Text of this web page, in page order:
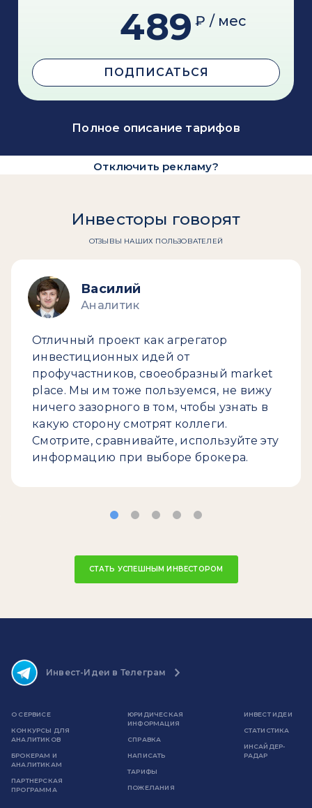
489 ₽ / мес
ПОДПИСАТЬСЯ
Полное описание тарифов
Отключить рекламу?
Инвесторы говорят
ОТЗЫВЫ НАШИХ ПОЛЬЗОВАТЕЛЕЙ
Василий
Аналитик
Отличный проект как агрегатор
инвестиционных идей от
профучастников, своеобразный market
place. Мы им тоже пользуемся, не вижу
ничего зазорного в том, чтобы узнать в
какую сторону смотрят коллеги.
Смотрите, сравнивайте, используйте эту
информацию при выборе брокера.
СТАТЬ УСПЕШНЫМ ИНВЕСТОРОМ
Инвест-Идеи в Телеграм
О СЕРВИСЕ
КОНКУРСЫ ДЛЯ
АНАЛИТИКОВ
БРОКЕРАМ И
АНАЛИТИКАМ
ПАРТНЕРСКАЯ
ПРОГРАММА
ЮРИДИЧЕСКАЯ
ИНФОРМАЦИЯ
СПРАВКА
НАПИСАТЬ
ТАРИФЫ
ПОЖЕЛАНИЯ
ИНВЕСТ ИДЕИ
СТАТИСТИКА
ИНСАЙДЕР-
РАДАР